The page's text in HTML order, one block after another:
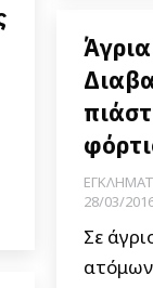
28/03/
Σε